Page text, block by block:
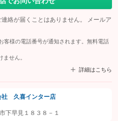
絡が届くことはありません。 メールア
様の電話番号が通知されます。無料電話
せん。
詳細はこちら
ち追加してから「許可する」ボタンを押
社 久喜インター店
下早見１８３８－１